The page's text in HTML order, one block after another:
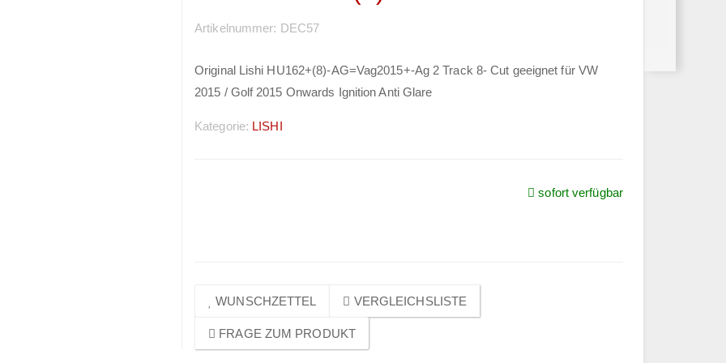
Artikelnummer: DEC57
Original Lishi HU162+(8)-AG=Vag2015+-Ag 2 Track 8- Cut geeignet für VW
2015 / Golf 2015 Onwards Ignition Anti Glare
Kategorie: LISHI
sofort verfügbar
WUNSCHZETTEL VERGLEICHSLISTE
FRAGE ZUM PRODUKT